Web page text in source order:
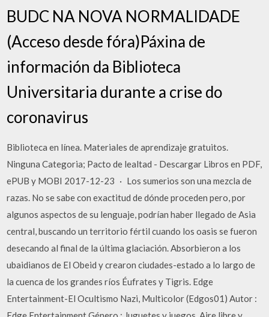
BUDC NA NOVA NORMALIDADE
(Acceso desde fóra)Páxina de
información da Biblioteca
Universitaria durante a crise do
coronavirus
Biblioteca en línea. Materiales de aprendizaje gratuitos.
Ninguna Categoria; Pacto de lealtad - Descargar Libros en PDF,
ePUB y MOBI 2017-12-23 · Los sumerios son una mezcla de
razas. No se sabe con exactitud de dónde proceden pero, por
algunos aspectos de su lenguaje, podrían haber llegado de Asia
central, buscando un territorio fértil cuando los oasis se fueron
desecando al final de la última glaciación. Absorbieron a los
ubaidianos de El Obeid y crearon ciudades-estado a lo largo de
la cuenca de los grandes ríos Éufrates y Tigris. Edge
Entertainment-El Ocultismo Nazi, Multicolor (Edgos01) Autor :